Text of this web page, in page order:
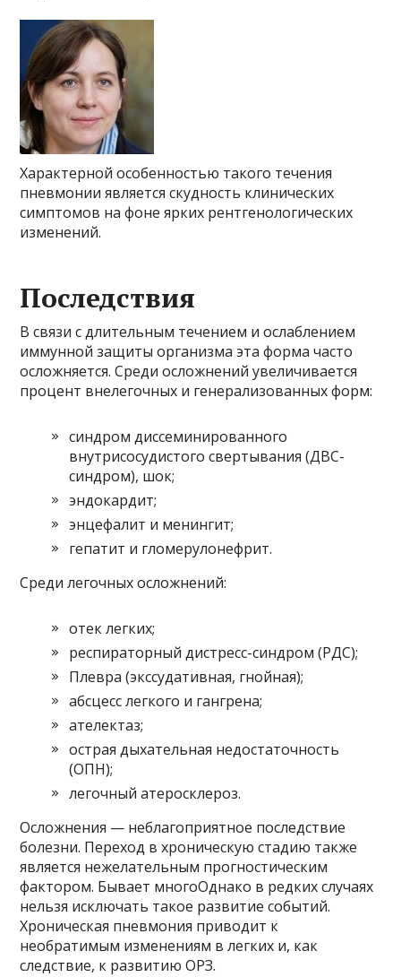
Характерной особенностью такого течения
пневмонии является скудность клинических
симптомов на фоне ярких рентгенологических
изменений.
Последствия
В связи с длительным течением и ослаблением
иммунной защиты организма эта форма часто
осложняется. Среди осложнений увеличивается
процент внелегочных и генерализованных форм:
синдром диссеминированного
внутрисосудистого свертывания (ДВС-
синдром), шок;
эндокардит;
энцефалит и менингит;
гепатит и гломерулонефрит.
Среди легочных осложнений:
отек легких;
респираторный дистресс-синдром (РДС);
Плевра (экссудативная, гнойная);
абсцесс легкого и гангрена;
ателектаз;
острая дыхательная недостаточность
(ОПН);
легочный атеросклероз.
Осложнения — неблагоприятное последствие
болезни. Переход в хроническую стадию также
является нежелательным прогностическим
фактором. Бывает многоОднако в редких случаях
нельзя исключать такое развитие событий.
Хроническая пневмония приводит к
необратимым изменениям в легких и, как
следствие, к развитию ОРЗ.